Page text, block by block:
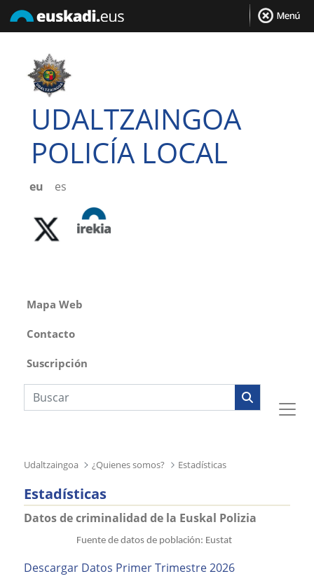
UDALTZAINGOA
POLICÍA LOCAL
eu es
Mapa Web
Contacto
Suscripción
Búsqueda web
Udaltzaingoa ¿Quienes somos? Estadísticas
Estadísticas
Datos de criminalidad de la Euskal Polizia
Fuente de datos de población: Eustat
Descargar Datos Primer Trimestre 2026